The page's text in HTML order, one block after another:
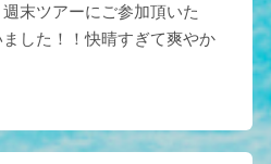
末ツアーにご参加頂いた
した！！快晴すぎて爽やか